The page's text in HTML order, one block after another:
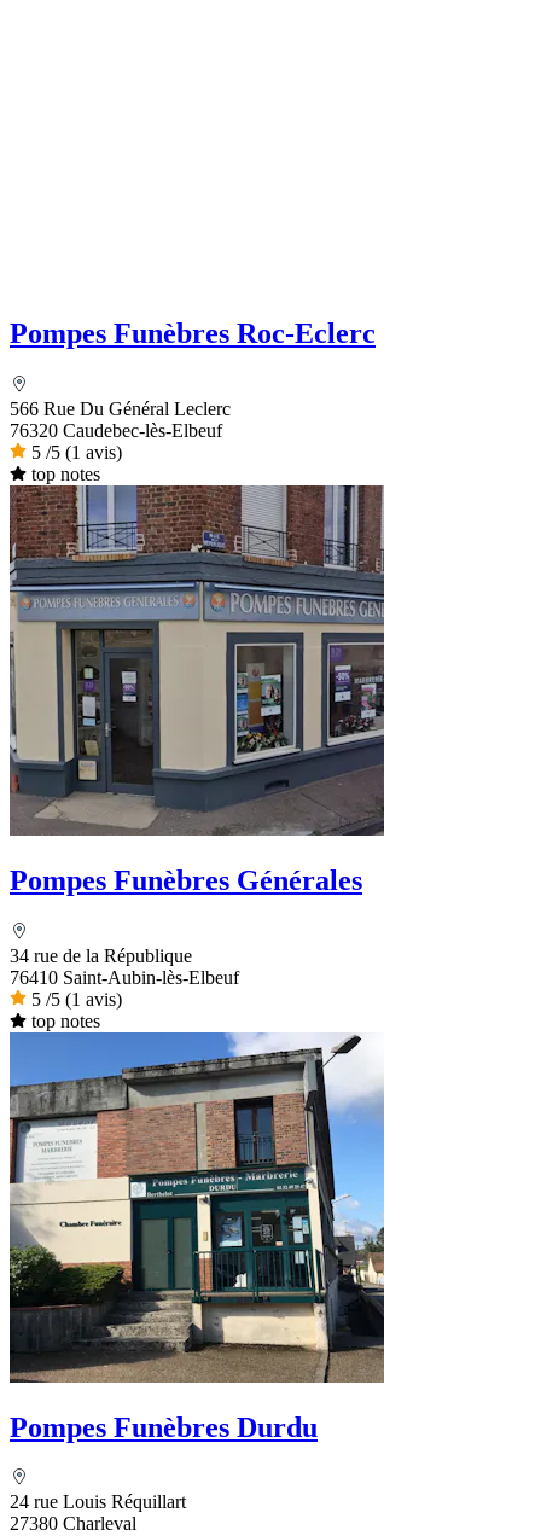
Pompes Funèbres Roc-Eclerc
566 Rue Du Général Leclerc
76320 Caudebec-lès-Elbeuf
5 /5 (1 avis)
top notes
Pompes Funèbres Générales
34 rue de la République
76410 Saint-Aubin-lès-Elbeuf
5 /5 (1 avis)
top notes
Pompes Funèbres Durdu
24 rue Louis Réquillart
27380 Charleval